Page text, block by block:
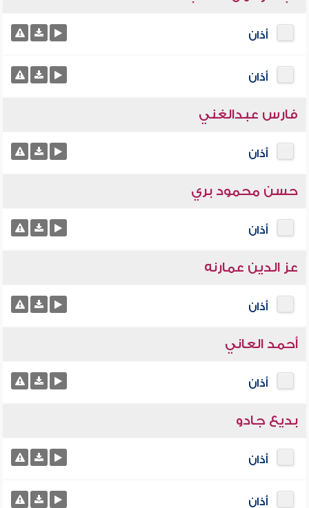
أذان
أذان
فارس عبدالغني
أذان
حسن محمود بري
أذان
عز الدين عمارنه
أذان
أحمد العاني
أذان
بديع جادو
أذان
أذان